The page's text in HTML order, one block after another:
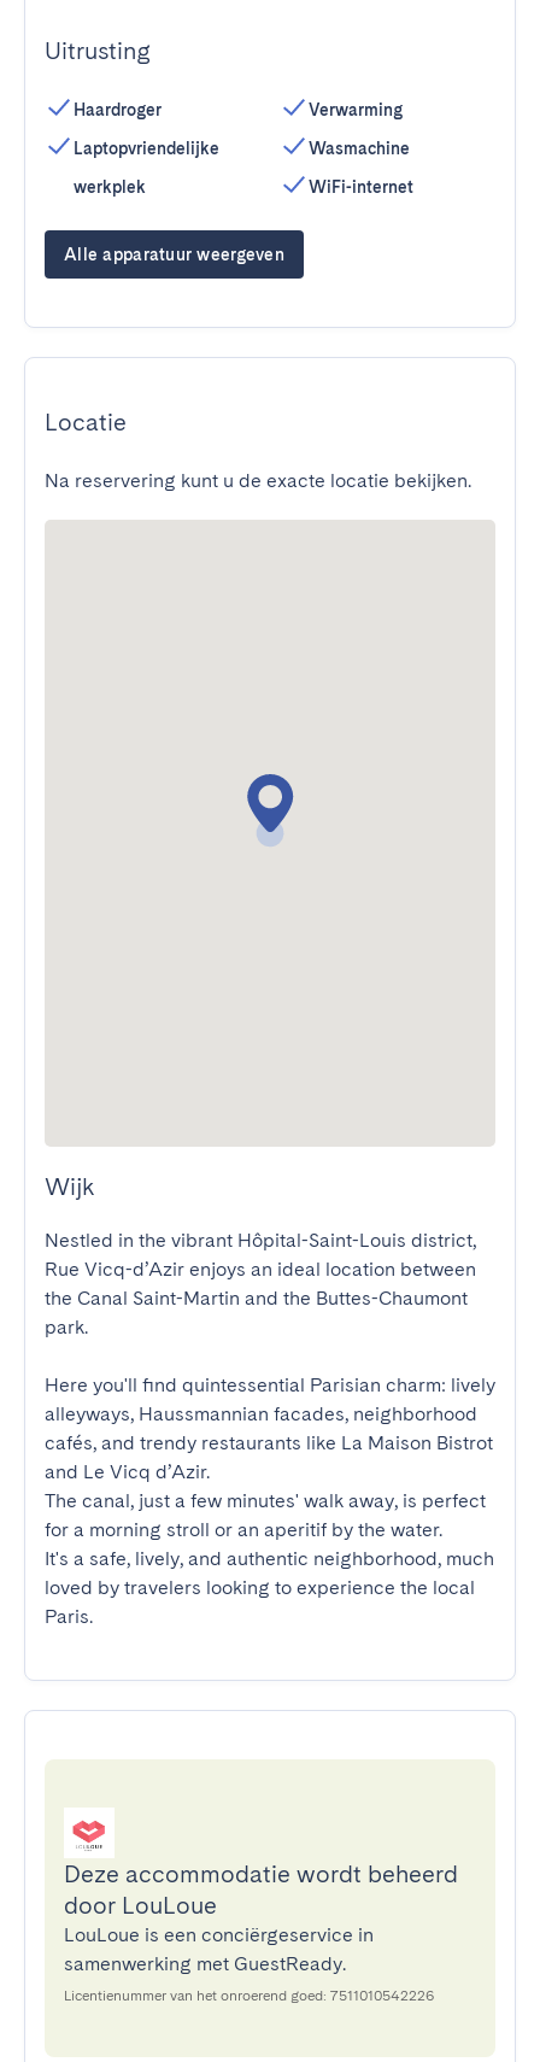
Uitrusting
Haardroger
Laptopvriendelijke
werkplek
Verwarming
Wasmachine
WiFi-internet
Alle apparatuur weergeven
Locatie
Na reservering kunt u de exacte locatie bekijken.
Wijk
Nestled in the vibrant Hôpital-Saint-Louis district,
Rue Vicq-d’Azir enjoys an ideal location between
the Canal Saint-Martin and the Buttes-Chaumont
park.
Here you'll find quintessential Parisian charm: lively
alleyways, Haussmannian facades, neighborhood
cafés, and trendy restaurants like La Maison Bistrot
and Le Vicq d’Azir.
The canal, just a few minutes' walk away, is perfect
for a morning stroll or an aperitif by the water.
It's a safe, lively, and authentic neighborhood, much
loved by travelers looking to experience the local
Paris.
Deze accommodatie wordt beheerd
door LouLoue
LouLoue is een conciërgeservice in
samenwerking met GuestReady.
Licentienummer van het onroerend goed: 7511010542226